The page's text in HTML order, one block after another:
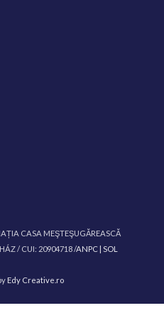
CASA MEŞTEŞUGĂREASCĂ
/ CUI: 20904718 /ANPC | SOL
Edy Creative.ro